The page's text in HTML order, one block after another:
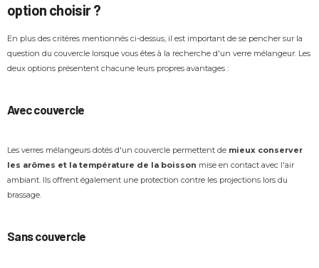
option choisir ?
En plus des critères mentionnés ci-dessus, il est important de se pencher sur la
question du couvercle lorsque vous êtes à la recherche d'un verre mélangeur. Les
deux options présentent chacune leurs propres avantages :
Avec couvercle
Les verres mélangeurs dotés d'un couvercle permettent de mieux conserver
les arômes et la température de la boisson mise en contact avec l'air
ambiant. Ils offrent également une protection contre les projections lors du
brassage.
Sans couvercle